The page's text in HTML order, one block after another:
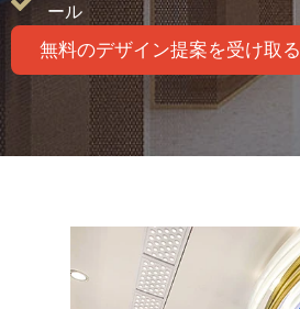
ール
無料のデザイン提案を受け取る